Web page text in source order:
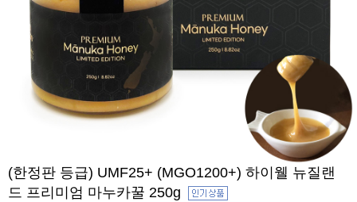
(한정판 등급) UMF25+ (MGO1200+) 하이웰 뉴질랜
드 프리미엄 마누카꿀 250g